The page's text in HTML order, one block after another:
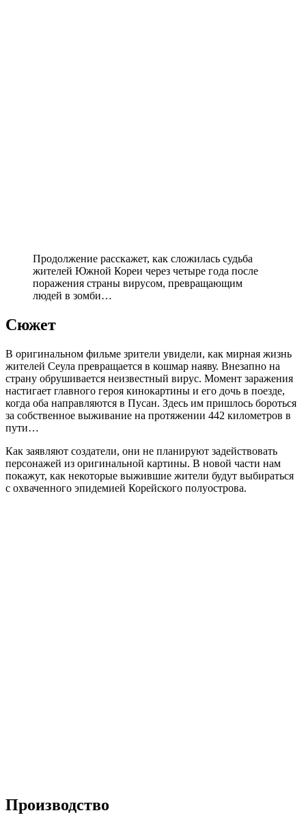
Продолжение расскажет, как сложилась судьба
жителей Южной Кореи через четыре года после
поражения страны вирусом, превращающим
людей в зомби…
Сюжет
В оригинальном фильме зрители увидели, как мирная жизнь
жителей Сеула превращается в кошмар наяву. Внезапно на
страну обрушивается неизвестный вирус. Момент заражения
настигает главного героя кинокартины и его дочь в поезде,
когда оба направляются в Пусан. Здесь им пришлось бороться
за собственное выживание на протяжении 442 километров в
пути…
Как заявляют создатели, они не планируют задействовать
персонажей из оригинальной картины. В новой части нам
покажут, как некоторые выжившие жители будут выбираться
с охваченного эпидемией Корейского полуострова.
Производство